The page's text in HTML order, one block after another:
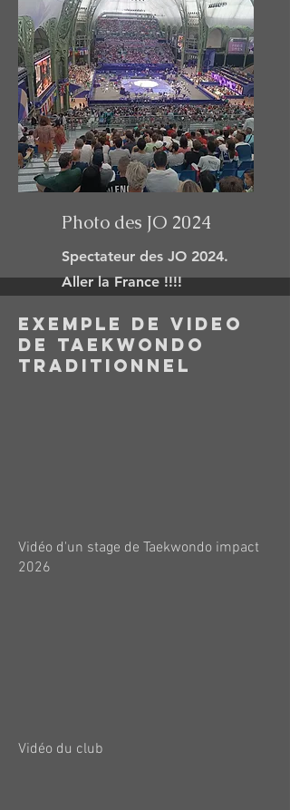
Photo des JO 2024
Spectateur des JO 2024.
Aller la France !!!!
EXEMPLE DE VIDEO
DE TAEKWONDO
TRADITIONNEL
Vidéo d'un stage de Taekwondo impact
2026
Vidéo du club